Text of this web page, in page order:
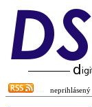
neprihlásený